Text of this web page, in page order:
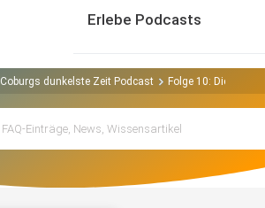
Erlebe Podcasts
Coburgs dunkelste Zeit Podcast Folge 10: Die